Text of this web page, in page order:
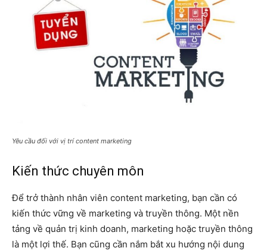
Yêu cầu đối với vị trí content marketing
Kiến thức chuyên môn
Để trở thành nhân viên content marketing, bạn cần có
kiến thức vững về marketing và truyền thông. Một nền
tảng về quản trị kinh doanh, marketing hoặc truyền thông
là một lợi thế. Bạn cũng cần nắm bắt xu hướng nội dung